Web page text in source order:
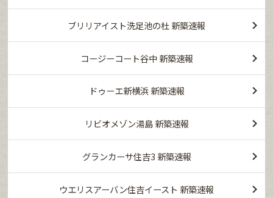
ブリリアイスト洗足池の杜 新築速報
コージーコート谷中 新築速報
ドゥーエ新横浜 新築速報
リビオメゾン湯島 新築速報
グランカーサ住吉3 新築速報
ウエリスアーバン住吉イースト 新築速報